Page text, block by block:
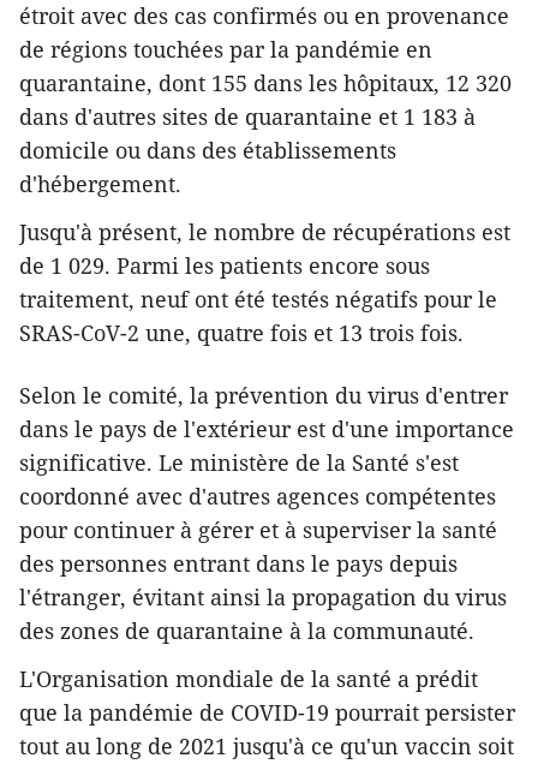
étroit avec des cas confirmés ou en provenance
de régions touchées par la pandémie en
quarantaine, dont 155 dans les hôpitaux, 12 320
dans d'autres sites de quarantaine et 1 183 à
domicile ou dans des établissements
d'hébergement.
Jusqu'à présent, le nombre de récupérations est
de 1 029. Parmi les patients encore sous
traitement, neuf ont été testés négatifs pour le
SRAS-CoV-2 une, quatre fois et 13 trois fois.
Selon le comité, la prévention du virus d'entrer
dans le pays de l'extérieur est d'une importance
significative. Le ministère de la Santé s'est
coordonné avec d'autres agences compétentes
pour continuer à gérer et à superviser la santé
des personnes entrant dans le pays depuis
l'étranger, évitant ainsi la propagation du virus
des zones de quarantaine à la communauté.
L'Organisation mondiale de la santé a prédit
que la pandémie de COVID-19 pourrait persister
tout au long de 2021 jusqu'à ce qu'un vaccin soit